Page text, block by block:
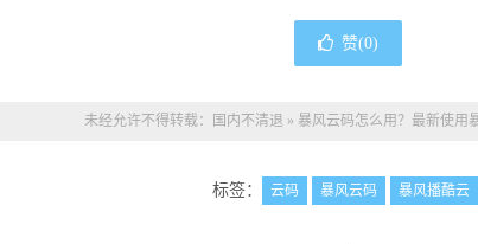
赞(0)
未经允许不得转载： 国内不清退 » 暴风云码怎么用？最新使用
标签： 云码 暴风云码 暴风播酷云